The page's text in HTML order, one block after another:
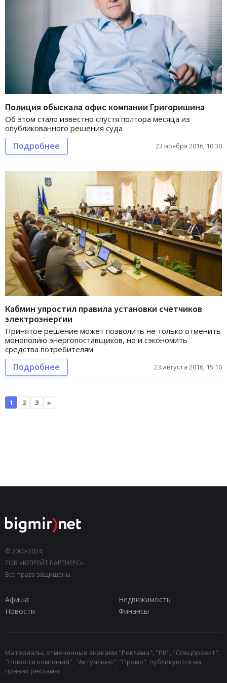
Полиция обыскала офис компании Григоришина
Об этом стало известно спустя полтора месяца из
опубликованного решения суда
Подробнее 23 ноября 2016, 10:30
Кабмин упростил правила установки счетчиков
электроэнергии
Принятое решение может позволить не только отменить
монополию энергопоставщиков, но и сэкономить
средства потребителям
Подробнее 23 августа 2016, 15:10
1 2 3 »
© 2000-2024,
ТОВ «КЕПРЕЙТ ПАРТНЕРС».
Все права защищены.
Афиша
Недвижимость
Новости
Финансы
Материалы, отмеченные знаками "Реклама", "PR", "Спецпроект",
"Новости компаний", "Актуально", "Промо", публикуются на
правах рекламы.